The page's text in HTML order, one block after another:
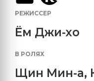
РЕЖИССЕР
Ём Джи-хо
В РОЛЯХ
Щин Мин-а,